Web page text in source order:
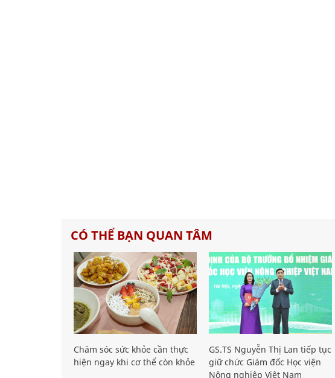
CÓ THỂ BẠN QUAN TÂM
Chăm sóc sức khỏe cần thực
hiện ngay khi cơ thể còn khỏe
GS.TS Nguyễn Thị Lan tiếp tục
giữ chức Giám đốc Học viện
Nông nghiệp Việt Nam